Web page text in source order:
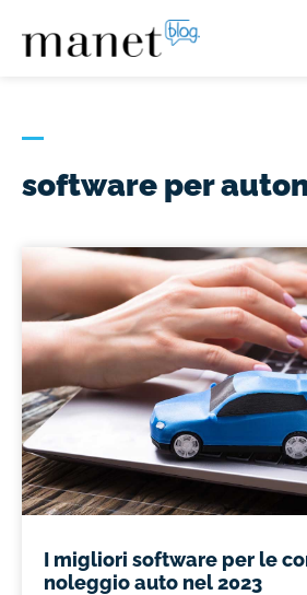
software per
I migliori software per le
noleggio auto nel 2023